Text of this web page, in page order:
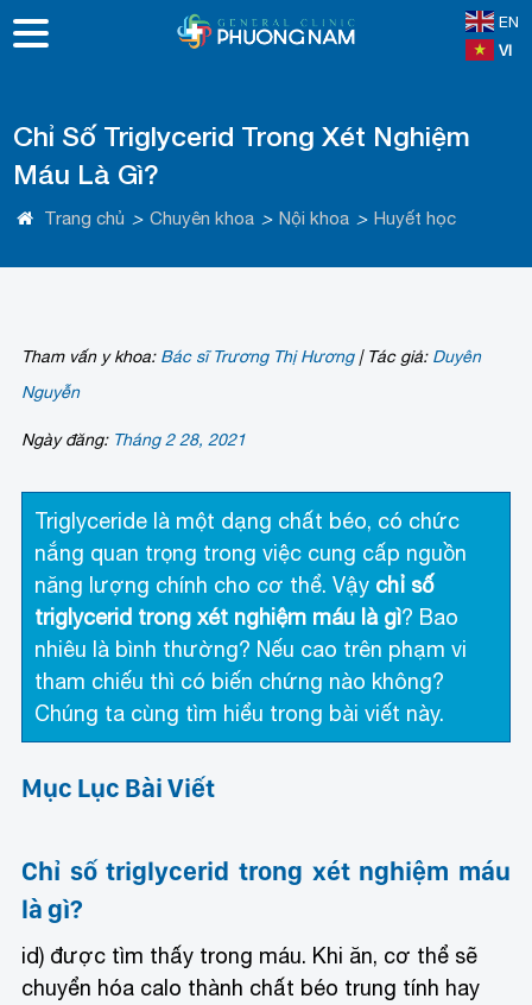
EN
VI
Chỉ Số Triglycerid Trong Xét Nghiệm
Máu Là Gì?
Trang chủ > Chuyên khoa > Nội khoa > Huyết học
Tham vấn y khoa: Bác sĩ Trương Thị Hương |Tác giả: Duyên
Nguyễn
Ngày đăng: Tháng 2 28, 2021
Triglyceride là một dạng chất béo, có chức
nắng quan trọng trong việc cung cấp nguồn
năng lượng chính cho cơ thể. Vậy chỉ số
triglycerid trong xét nghiệm máu là gì? Bao
nhiêu là bình thường? Nếu cao trên phạm vi
tham chiếu thì có biến chứng nào không?
Chúng ta cùng tìm hiểu trong bài viết này.
Mục Lục Bài Viết
Chỉ số triglycerid trong xét nghiệm máu
là gì?
id) được tìm thấy trong máu. Khi ăn, cơ thể sẽ
chuyển hóa calo thành chất béo trung tính hay